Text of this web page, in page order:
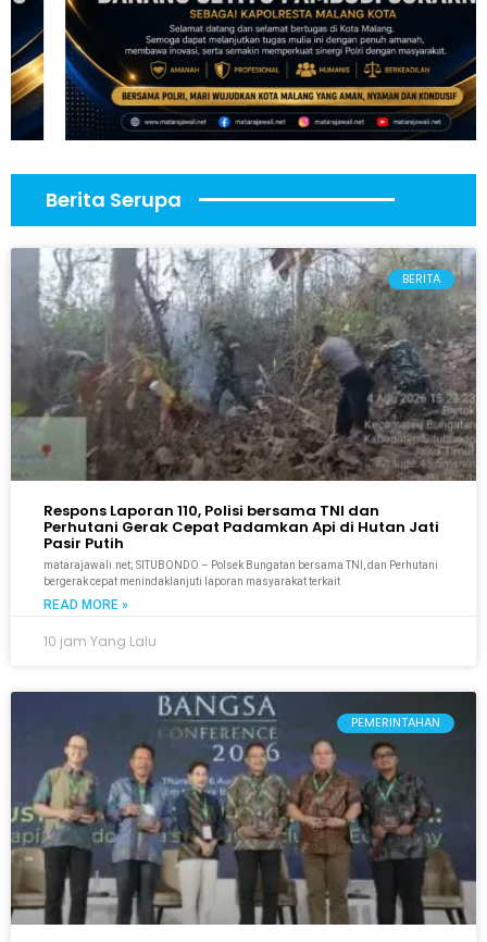
Berita Serupa
BERITA
Respons Laporan 110, Polisi bersama TNI dan
Perhutani Gerak Cepat Padamkan Api di Hutan Jati
Pasir Putih
matarajawali.net; SITUBONDO – Polsek Bungatan bersama TNI, dan Perhutani
bergerak cepat menindaklanjuti laporan masyarakat terkait
READ MORE »
10 jam Yang Lalu
PEMERINTAHAN